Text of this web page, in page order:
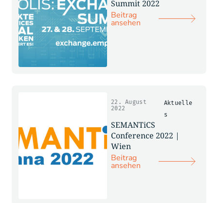
Summit 2022
Beitrag
ansehen
Aktuelle
s
22. August
2022
SEMANTiCS
Conference 2022 |
Wien
Beitrag
ansehen